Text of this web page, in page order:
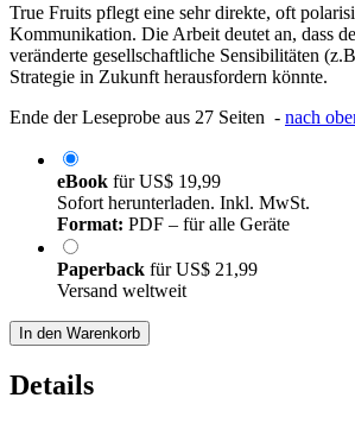
True Fruits pflegt eine sehr direkte, oft
Kommunikation. Die Arbeit deutet an, dass
veränderte gesellschaftliche Sensibilitäten
Strategie in Zukunft herausfordern könnte.
Ende der Leseprobe aus 27 Seiten - nach
eBook fürUS$ 19,99
Sofort herunterladen. Inkl. MwSt.
Format: PDF – für alle Geräte
Paperback fürUS$ 21,99
Versand weltweit
In den Warenkorb
Details